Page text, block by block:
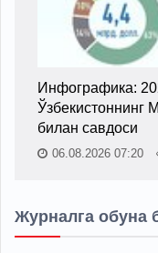
Инфографика:
Ўзбекистоннинг
билан савдоси
06.08.2026 07:20
Журналга обуна